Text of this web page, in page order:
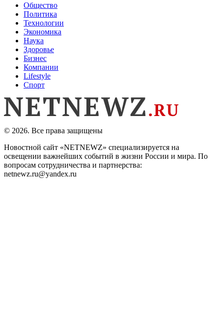
Общество
Политика
Технологии
Экономика
Наука
Здоровье
Бизнес
Компании
Lifestyle
Спорт
© 2026. Все права защищены
Новостной сайт «NETNEWZ» специализируется на
освещении важнейших событий в жизни России и мира. По
вопросам сотрудничества и партнерства:
netnewz.ru@yandex.ru